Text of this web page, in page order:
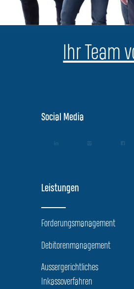
Ihr Team
Social Media
Leistungen
Forderungsmanagement
Debitorenmanagement
Aussergerichtliches
Inkassoverfahren